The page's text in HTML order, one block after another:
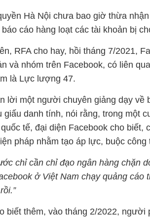
Hà Nội chưa bao giờ thừa
báo cáo hàng loạt các tài khoản bị
RFA cho hay, hồi tháng 7/2021,
và nhóm trên Facebook, có liên
là Lực lượng 47.
lời một người chuyên giảng dạy về
giấu danh tính, nói rằng, trong một
tế, đại diện Facebook cho biết,
pháp nhằm tạo áp lực, buộc
chỉ cần chỉ đạo ngân hàng chặn
ở Việt Nam chạy quảng cáo
biết thêm, vào tháng 2/2022,